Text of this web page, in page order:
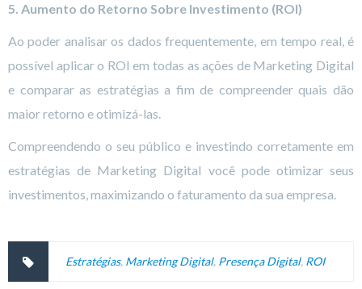
5. Aumento do Retorno Sobre Investimento (ROI)
Ao poder analisar os dados frequentemente, em tempo real, é
possível aplicar o ROI em todas as ações de Marketing Digital
e comparar as estratégias a fim de compreender quais dão
maior retorno e otimizá-las.
Compreendendo o seu público e investindo corretamente em
estratégias de Marketing Digital você pode otimizar seus
investimentos, maximizando o faturamento da sua empresa.
Estratégias, Marketing Digital, Presença Digital, ROI